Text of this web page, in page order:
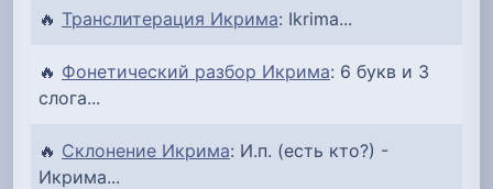
🔥 Транслитерация Икрима: Ikrima...
🔥 Фонетический разбор Икрима: 6 букв и 3
слога...
🔥 Склонение Икрима: И.п. (есть кто?) -
Икрима...